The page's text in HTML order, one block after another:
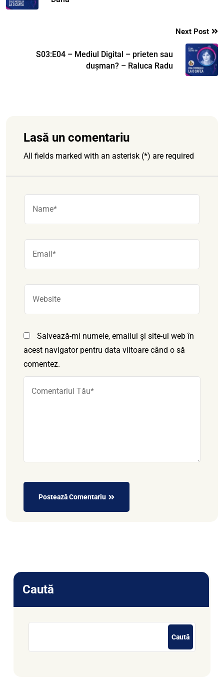
Next Post
S03:E04 – Mediul Digital – prieten sau
dușman? – Raluca Radu
Lasă un comentariu
All fields marked with an asterisk (*) are required
Salvează-mi numele, emailul și site-ul web în
acest navigator pentru data viitoare când o să
comentez.
Postează Comentariu
Caută
Caută